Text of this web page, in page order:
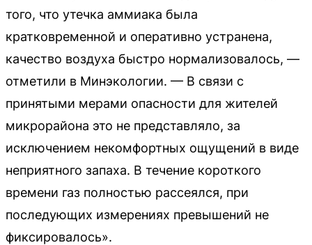
того, что утечка аммиака была
кратковременной и оперативно устранена,
качество воздуха быстро нормализовалось, —
отметили в Минэкологии. — В связи с
принятыми мерами опасности для жителей
микрорайона это не представляло, за
исключением некомфортных ощущений в виде
неприятного запаха. В течение короткого
времени газ полностью рассеялся, при
последующих измерениях превышений не
фиксировалось».